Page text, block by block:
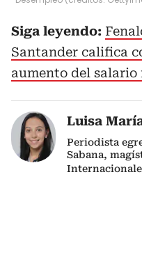
Siga leyendo:
Santander califica
aumento del salario
Luisa
Periodista
Sabana,